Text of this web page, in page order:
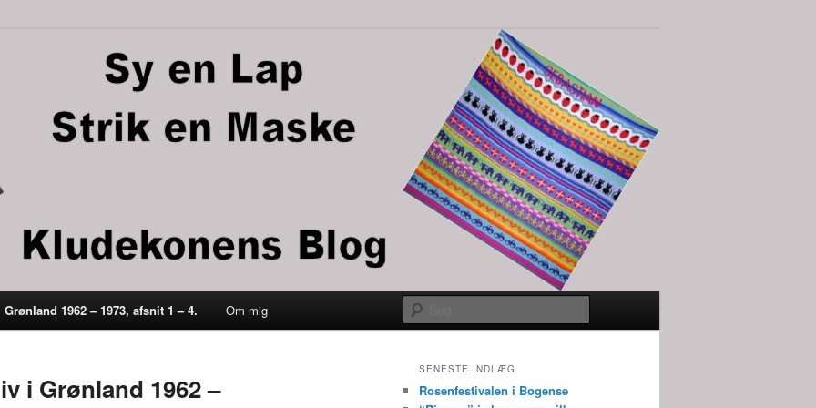
en maske
1962 – 1973, afsnit 1 – 4. Om mig
i Grønland 1962 –
SENESTE INDLÆG
Rosenfestivalen i Bogense